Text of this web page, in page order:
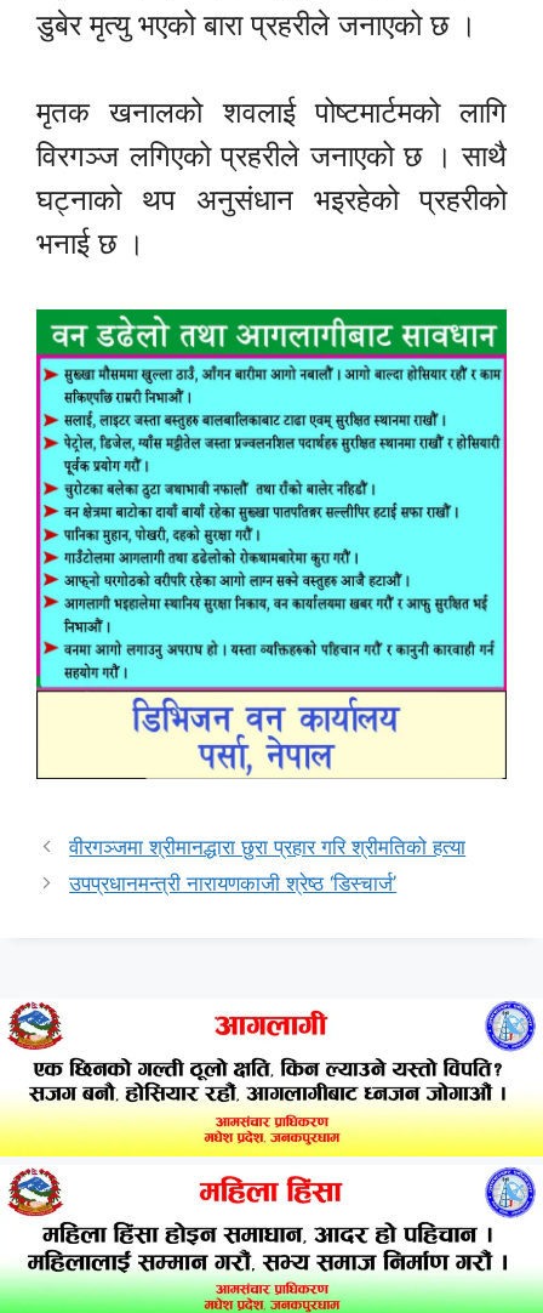
डुबेर मृत्यु भएको बारा प्रहरीले जनाएको छ ।
मृतक खनालको शवलाई पोष्टमार्टमको लागि
विरगञ्ज लगिएको प्रहरीले जनाएको छ । साथै
घट्नाको थप अनुसंधान भइरहेको प्रहरीको
भनाई छ ।
वीरगञ्जमा श्रीमानद्धारा छुरा प्रहार गरि श्रीमतिको हत्या
उपप्रधानमन्त्री नारायणकाजी श्रेष्ठ ‘डिस्चार्ज’